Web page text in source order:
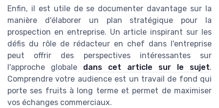
Enfin, il est utile de se documenter davantage sur la
manière d'élaborer un plan stratégique pour la
prospection en entreprise. Un article inspirant sur les
défis du rôle de rédacteur en chef dans l'entreprise
peut offrir des perspectives intéressantes sur
l'approche globale dans cet article sur le sujet.
Comprendre votre audience est un travail de fond qui
porte ses fruits à long terme et permet de maximiser
vos échanges commerciaux.